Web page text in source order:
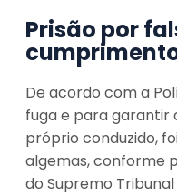
Prisão por
De acordo com a
fuga e para garantir
próprio conduzido,
algemas, conforme
do Supremo Tribunal